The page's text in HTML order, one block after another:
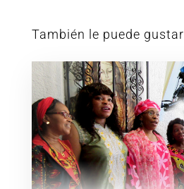
También le puede gustar